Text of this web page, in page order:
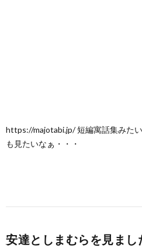
https://majotabi.jp/ 短編寓話集みた
も見たいなぁ・・・
安達としまむらを見まし